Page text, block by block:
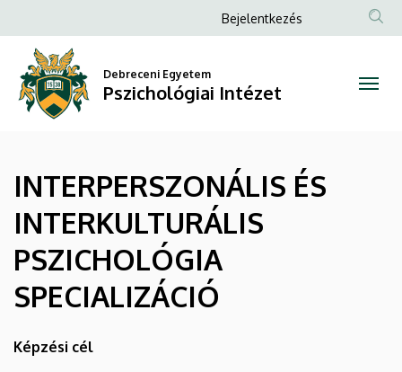
INTERPERSZONÁLIS
ÉS
INTERKULTURÁLIS
PSZICHOLÓGIA
Pszichológiai
Intézet
a
tartalomra
Anonim
menüje
Bejelentkezés
Debreceni Egyetem
Pszichológiai Intézet
INTERPERSZONÁLIS ÉS
INTERKULTURÁLIS
PSZICHOLÓGIA
SPECIALIZÁCIÓ
Képzési cél